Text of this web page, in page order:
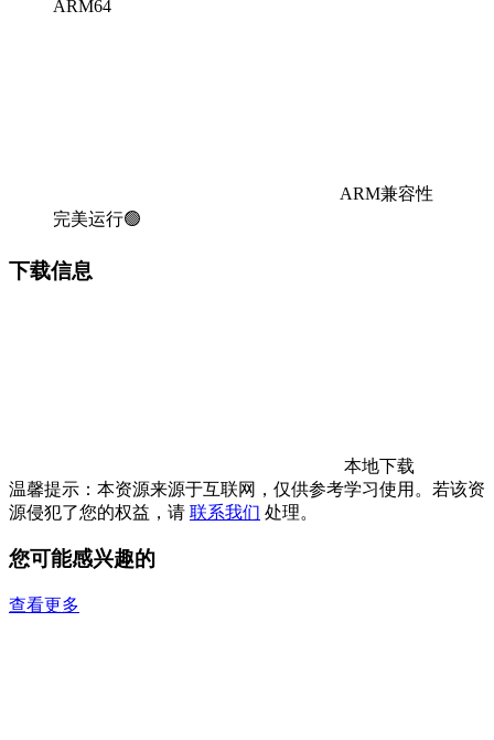
ARM64
ARM兼容性
完美运行🟢
下载信息
本地下载
温馨提示：本资源来源于互联网，仅供参考学习使用。若该资
源侵犯了您的权益，请 联系我们 处理。
您可能感兴趣的
查看更多